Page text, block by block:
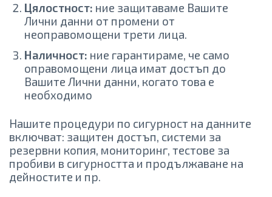
Цялостност: ние защитаваме Вашите
Лични данни от промени от
неоправомощени трети лица.
Наличност: ние гарантираме, че само
оправомощени лица имат достъп до
Вашите Лични данни, когато това е
необходимо
Нашите процедури по сигурност на данните
включват: защитен достъп, системи за
резервни копия, мониторинг, тестове за
пробиви в сигурността и продължаване на
дейностите и пр.